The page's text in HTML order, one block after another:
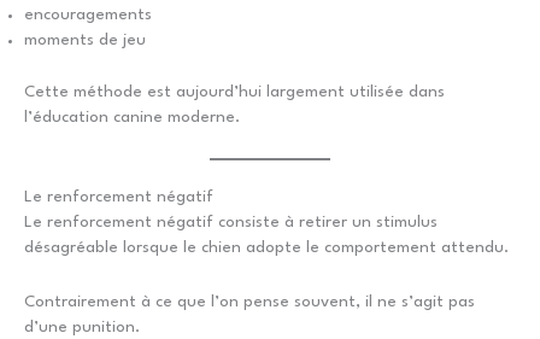
encouragements
moments de jeu
Cette méthode est aujourd’hui largement utilisée dans
l’éducation canine moderne.
Le renforcement négatif
Le renforcement négatif consiste à retirer un stimulus
désagréable lorsque le chien adopte le comportement attendu.
Contrairement à ce que l’on pense souvent, il ne s’agit pas
d’une punition.